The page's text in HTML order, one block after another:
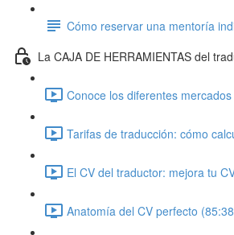
Cómo reservar una mentoría
La CAJA DE HERRAMIENTAS del
Conoce los diferentes
Tarifas de traducción: cómo
El CV del traductor: mejora tu
Anatomía del CV perfecto